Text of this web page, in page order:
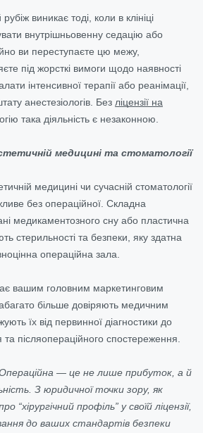
виникає тоді, коли в клініці
внутрішньовенну седацію або
ви переступаєте цю межу,
під жорсткі вимоги щодо наявності
інтенсивної терапії або реанімації,
анестезіологів. Без ліцензії на
така діяльність є незаконною.
медицині та стоматології
медицині чи сучасній стоматології
без операційної. Складна
медикаментозного сну або пластична
стерильності та безпеки, яку здатна
операційна зала.
вашим головним маркетинговим
більше довіряють медичним
їх від первинної діагностики до
та післяопераційного спостереження.
— це не лише прибуток, а й
З юридичної точки зору, як
“хірургічний профіль” у своїй ліцензії,
до ваших стандартів безпеки